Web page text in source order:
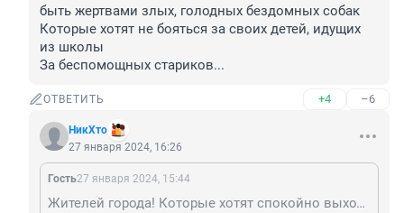
быть жертвами злых, голодных бездомных собак
Которые хотят не бояться за своих детей, идущих
из школы
За беспомощных стариков...
ОТВЕТИТЬ +4 –6
НикХто
27 января 2024, 16:26
Гость27 января 2024, 15:44
Жителей города! Которые хотят спокойно выходить на улицы и не быть жертвами злых, голодных бездомных собак Которые хотят не бояться за своих детей, идущих из школы За беспомощных стариков...